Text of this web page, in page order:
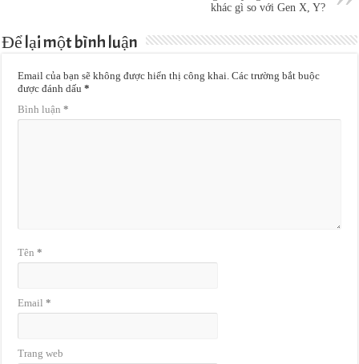
khác gì so với Gen X, Y?
Để lại một bình luận
Email của bạn sẽ không được hiển thị công khai. Các trường bắt buộc
được đánh dấu*
Bình luận*
Tên*
Email*
Trang web